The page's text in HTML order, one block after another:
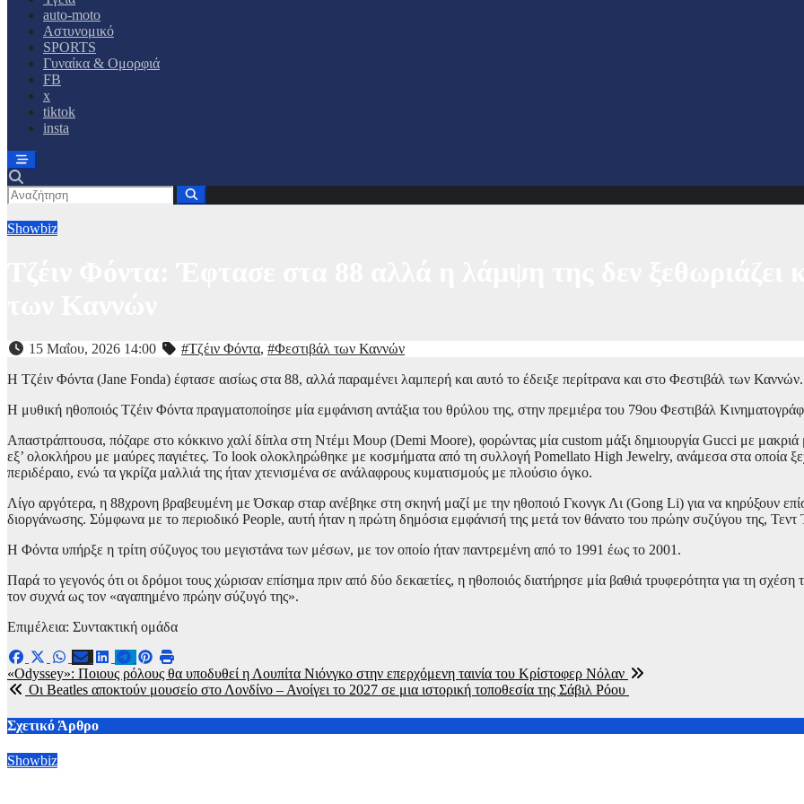
auto-moto
Αστυνομικό
SPORTS
Γυναίκα & Ομορφιά
FB
x
tiktok
insta
Showbiz
15 Μαΐου, 2026 14:00 #Τζέιν Φόντα, #Φεστιβάλ των Καννών
Η Τζέιν Φόντα (Jane Fonda) έφτασε αισίως στα 88, αλλά παραμένει λαμπερή και αυτό το έδειξε περίτρανα και στο Φεστιβάλ των Καννών.
Η μυθική ηθοποιός Τζέιν Φόντα πραγματοποίησε μία εμφάνιση αντάξια του θρύλου της, στην πρεμιέρα του 79ου Φεστιβάλ
Απαστράπτουσα, πόζαρε στο κόκκινο χαλί δίπλα στη Ντέμι Μουρ (Demi Moore), φορώντας μία custom μάξι δημιουργία Gucci με μακριά
εξ’ ολοκλήρου με μαύρες παγιέτες. Το look ολοκληρώθηκε με κοσμήματα από τη συλλογή Pomellato High Jewelry, ανάμεσα στα οποία
περιδέραιο, ενώ τα γκρίζα μαλλιά της ήταν χτενισμένα σε ανάλαφρους κυματισμούς με πλούσιο όγκο.
Λίγο αργότερα, η 88χρονη βραβευμένη με Όσκαρ σταρ ανέβηκε στη σκηνή μαζί με την ηθοποιό Γκονγκ Λι (Gong Li) για να κηρύξουν
διοργάνωσης. Σύμφωνα με το περιοδικό People, αυτή ήταν η πρώτη δημόσια εμφάνισή της μετά τον θάνατο του πρώην συζύγου της, Τεντ
Η Φόντα υπήρξε η τρίτη σύζυγος του μεγιστάνα των μέσων, με τον οποίο ήταν παντρεμένη από το 1991 έως το 2001.
Παρά το γεγονός ότι οι δρόμοι τους χώρισαν επίσημα πριν από δύο δεκαετίες, η ηθοποιός διατήρησε μία βαθιά τρυφερότητα για τη σχέση
τον συχνά ως τον «αγαπημένο πρώην σύζυγό της».
Επιμέλεια: Συντακτική ομάδα
Πλοήγηση
άρθρων
«Odyssey»: Ποιους ρόλους θα υποδυθεί η Λουπίτα Νιόνγκο στην επερχόμενη ταινία του Κρίστοφερ Νόλαν
Οι Beatles αποκτούν μουσείο στο Λονδίνο – Ανοίγει το 2027 σε μια ιστορική τοποθεσία της Σάβιλ Ρόου
Σχετικό Άρθρο
Showbiz